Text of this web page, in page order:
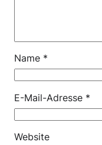
Name *
E-Mail-Adresse *
Website